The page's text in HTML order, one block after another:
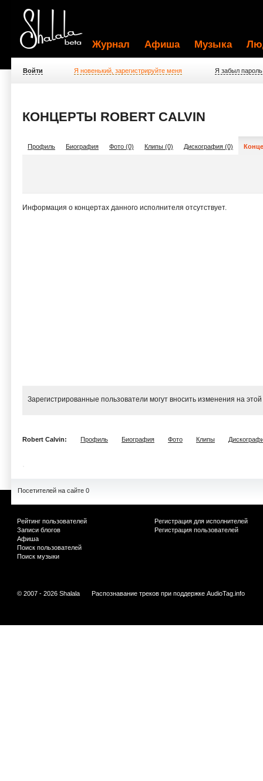
Журнал Афиша Музыка
Войти Я новенький, зарегистрируйте меня Я забыл пароль
КОНЦЕРТЫ ROBERT CALVIN
Профиль Биография Фото (0) Клипы (0) Дискография (0)
Информация о концертах данного исполнителя отсутствует.
Зарегистрированные пользователи могут вносить изменения на
Robert Calvin: Профиль Биография Фото Клипы
Посетителей на сайте 0
Рейтинг пользователей
Записи блогов
Афиша
Поиск пользователей
Поиск музыки
Регистрация для исполнителей
Регистрация пользователей
© 2007 - 2026 Shalala Распознавание треков при поддержке AudioTag.info